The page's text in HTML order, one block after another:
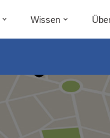
Wissen